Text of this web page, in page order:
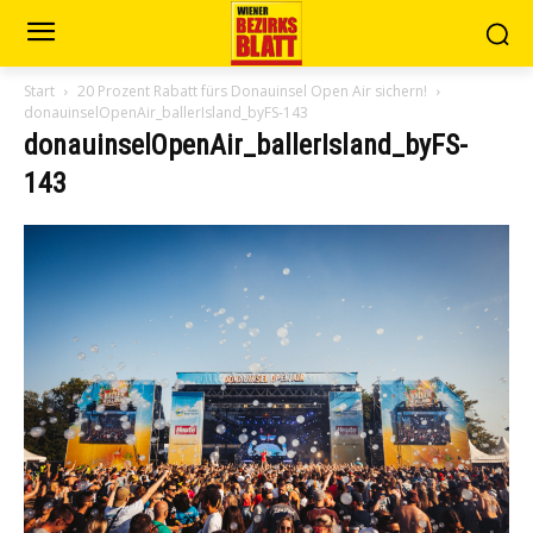
Start
20 Prozent Rabatt fürs Donauinsel Open Air sichern!
donauinselOpenAir_ballerIsland_byFS-143
donauinselOpenAir_ballerIsland_byFS-
143